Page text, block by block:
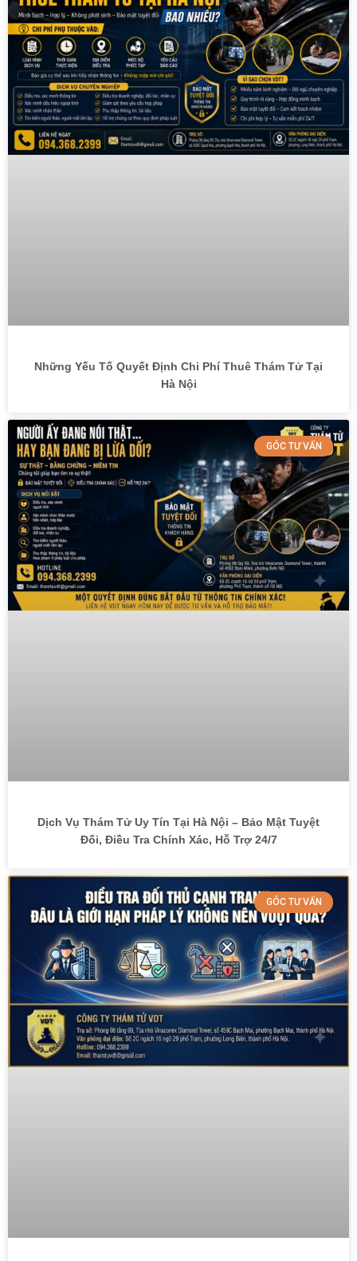
Những Yếu Tố Quyết Định Chi Phí Thuê Thám Tử Tại
Hà Nội
GÓC TƯ VẤN
Dịch Vụ Thám Tử Uy Tín Tại Hà Nội – Bảo Mật Tuyệt
Đối, Điều Tra Chính Xác, Hỗ Trợ 24/7
GÓC TƯ VẤN